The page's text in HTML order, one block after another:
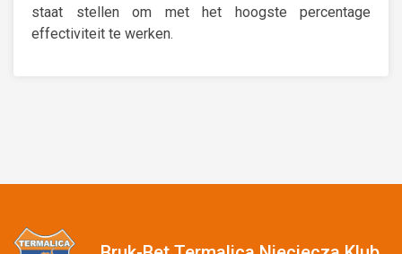
staat stellen om met het hoogste percentage
effectiviteit te werken.